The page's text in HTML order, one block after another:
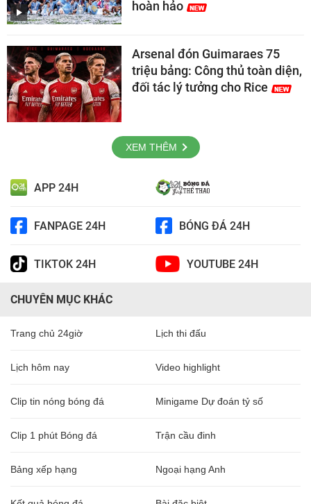
hoàn hảo
Arsenal đón Guimaraes 75
triệu bảng: Công thủ toàn diện,
đối tác lý tưởng cho Rice
XEM THÊM
APP 24H
FANPAGE 24H BÓNG ĐÁ 24H
TIKTOK 24H YOUTUBE 24H
CHUYÊN MỤC KHÁC
Trang chủ 24giờ Lịch thi đấu
Lịch hôm nay Video highlight
Clip tin nóng bóng đá Minigame Dự đoán tỷ số
Clip 1 phút Bóng đá Trận cầu đinh
Bảng xếp hạng Ngoại hạng Anh